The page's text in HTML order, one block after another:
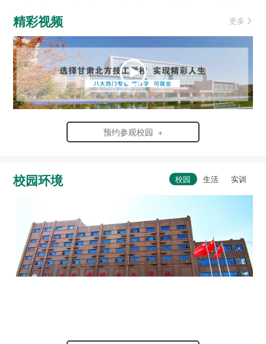
精彩视频 更多
预约参观校园 +
校园环境